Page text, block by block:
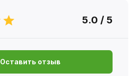
5.0 / 5
Оставить отзыв